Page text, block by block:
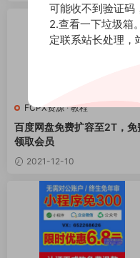
FCPX资源·教程
百度网盘免费扩容至2T，免
领取会员
2021-12-10
可能收不到验证码
2.查看一下垃圾箱
定联系站长处理